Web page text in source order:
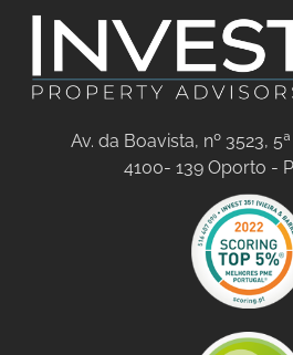
Av. da Boavista, nº 3523,
4100- 139 Oporto -